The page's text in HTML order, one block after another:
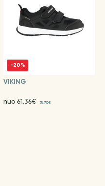
-20%
VIKING
nuo 61.36€ 76.70€